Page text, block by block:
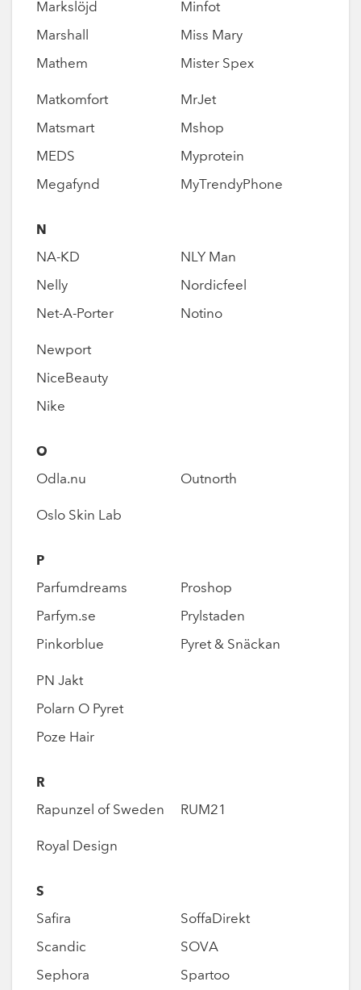
Markslöjd
Marshall
Mathem
Minfot
Miss Mary
Mister Spex
Matkomfort
Matsmart
MEDS
Megafynd
MrJet
Mshop
Myprotein
MyTrendyPhone
N
NA-KD
Nelly
Net-A-Porter
NLY Man
Nordicfeel
Notino
Newport
NiceBeauty
Nike
O
Odla.nu Outnorth
Oslo Skin Lab
P
Parfumdreams
Parfym.se
Pinkorblue
Proshop
Prylstaden
Pyret & Snäckan
PN Jakt
Polarn O Pyret
Poze Hair
R
Rapunzel of Sweden RUM21
Royal Design
S
Safira
Scandic
Sephora
SoffaDirekt
SOVA
Spartoo